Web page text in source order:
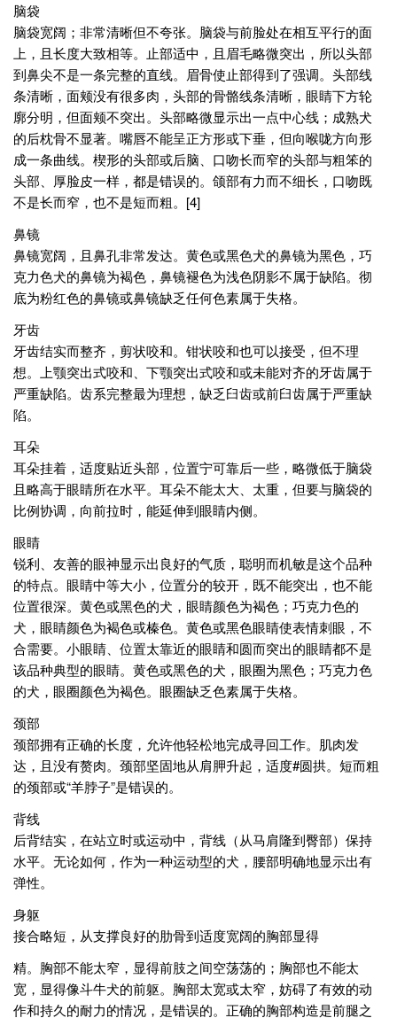
脑袋
脑袋宽阔；非常清晰但不夸张。脑袋与前脸处在相互平行的面
上，且长度大致相等。止部适中，且眉毛略微突出，所以头部
到鼻尖不是一条完整的直线。眉骨使止部得到了强调。头部线
条清晰，面颊没有很多肉，头部的骨骼线条清晰，眼睛下方轮
廓分明，但面颊不突出。头部略微显示出一点中心线；成熟犬
的后枕骨不显著。嘴唇不能呈正方形或下垂，但向喉咙方向形
成一条曲线。楔形的头部或后脑、口吻长而窄的头部与粗笨的
头部、厚脸皮一样，都是错误的。颌部有力而不细长，口吻既
不是长而窄，也不是短而粗。[4]
鼻镜
鼻镜宽阔，且鼻孔非常发达。黄色或黑色犬的鼻镜为黑色，巧
克力色犬的鼻镜为褐色，鼻镜褪色为浅色阴影不属于缺陷。彻
底为粉红色的鼻镜或鼻镜缺乏任何色素属于失格。
牙齿
牙齿结实而整齐，剪状咬和。钳状咬和也可以接受，但不理
想。上颚突出式咬和、下颚突出式咬和或未能对齐的牙齿属于
严重缺陷。齿系完整最为理想，缺乏臼齿或前臼齿属于严重缺
陷。
耳朵
耳朵挂着，适度贴近头部，位置宁可靠后一些，略微低于脑袋
且略高于眼睛所在水平。耳朵不能太大、太重，但要与脑袋的
比例协调，向前拉时，能延伸到眼睛内侧。
眼睛
锐利、友善的眼神显示出良好的气质，聪明而机敏是这个品种
的特点。眼睛中等大小，位置分的较开，既不能突出，也不能
位置很深。黄色或黑色的犬，眼睛颜色为褐色；巧克力色的
犬，眼睛颜色为褐色或榛色。黄色或黑色眼睛使表情刺眼，不
合需要。小眼睛、位置太靠近的眼睛和圆而突出的眼睛都不是
该品种典型的眼睛。黄色或黑色的犬，眼圈为黑色；巧克力色
的犬，眼圈颜色为褐色。眼圈缺乏色素属于失格。
颈部
颈部拥有正确的长度，允许他轻松地完成寻回工作。肌肉发
达，且没有赘肉。颈部坚固地从肩胛升起，适度#圆拱。短而粗
的颈部或“羊脖子”是错误的。
背线
后背结实，在站立时或运动中，背线（从马肩隆到臀部）保持
水平。无论如何，作为一种运动型的犬，腰部明确地显示出有
弹性。
身躯
接合略短，从支撑良好的肋骨到适度宽阔的胸部显得
精。胸部不能太窄，显得前肢之间空荡荡的；胸部也不能太
宽，显得像斗牛犬的前躯。胸部太宽或太窄，妨碍了有效的动
作和持久的耐力的情况，是错误的。正确的胸部构造是前腿之